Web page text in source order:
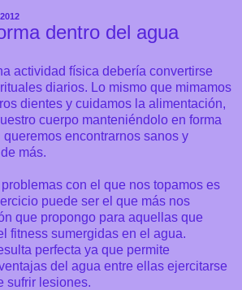
dentro del agua
actividad física debería convertirse
diarios. Lo mismo que mimamos
dientes y cuidamos la alimentación,
cuerpo manteniéndolo en forma
encontrarnos sanos y
más.
con el que nos topamos es
puede ser el que más nos
que propongo para aquellas que
fitness sumergidas en el agua.
perfecta ya que permite
del agua entre ellas ejercitarse
sufrir lesiones.